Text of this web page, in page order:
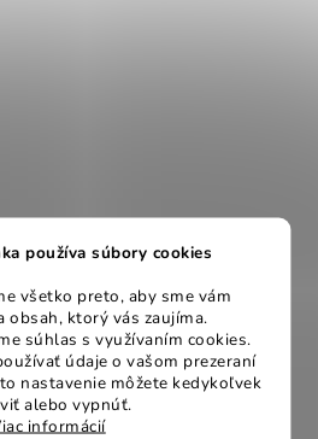
používa súbory cookies
všetko preto, aby sme vám
obsah, ktorý vás zaujíma.
súhlas s využívaním cookies.
údaje o vašom prezeraní
nastavenie môžete kedykoľvek
alebo vypnúť.
informácií